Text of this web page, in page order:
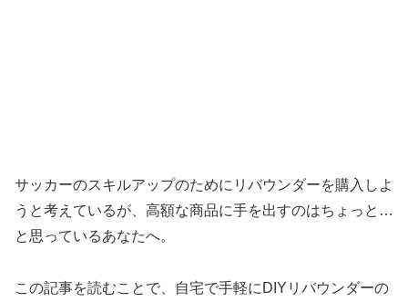
サッカーのスキルアップのためにリバウンダーを購入しよ
うと考えているが、高額な商品に手を出すのはちょっと…
と思っているあなたへ。
この記事を読むことで、自宅で手軽にDIYリバウンダーの